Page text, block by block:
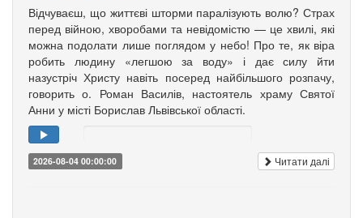
Відчуваєш, що життєві шторми паралізують волю? Страх
перед війною, хворобами та невідомістю — це хвилі, які
можна подолати лише поглядом у небо! Про те, як віра
робить людину «легшою за воду» і дає силу йти
назустріч Христу навіть посеред найбільшого розпачу,
говорить о. Роман Василів, настоятель храму Святої
Анни у місті Борислав Львівської області.
2026-08-04 00:00:00 Читати далі